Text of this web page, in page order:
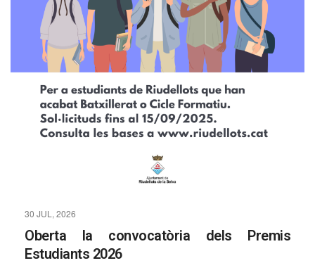
30 JUL, 2026
Oberta la convocatòria dels Premis
Estudiants 2026